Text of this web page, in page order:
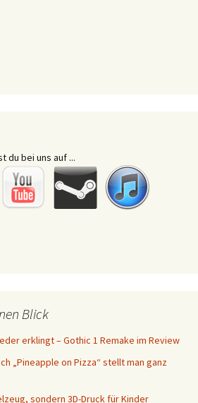
du bei uns auf ...
Blick
erklingt – Gothic 1 Remake im Review
„Pineapple on Pizza“ stellt man ganz
sondern 3D-Druck für Kinder